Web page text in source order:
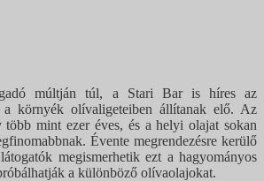
múltján túl, a Stari Bar is híres az
a környék olívaligeteiben állítanak elő. Az
mint ezer éves, és a helyi olajat sokan
Évente megrendezésre kerülő
megismerhetik ezt a hagyományos
a különböző olívaolajokat.